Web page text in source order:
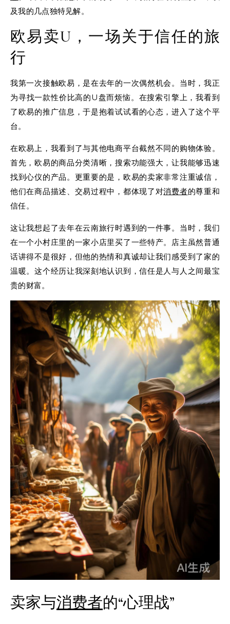
及我的几点独特见解。
欧易卖U，一场关于信任的旅
行
我第一次接触欧易，是在去年的一次偶然机会。当时，我正
为寻找一款性价比高的U盘而烦恼。在搜索引擎上，我看到
了欧易的推广信息，于是抱着试试看的心态，进入了这个平
台。
在欧易上，我看到了与其他电商平台截然不同的购物体验。
首先，欧易的商品分类清晰，搜索功能强大，让我能够迅速
找到心仪的产品。更重要的是，欧易的卖家非常注重诚信，
他们在商品描述、交易过程中，都体现了对消费者的尊重和
信任。
这让我想起了去年在云南旅行时遇到的一件事。当时，我们
在一个小村庄里的一家小店里买了一些特产。店主虽然普通
话讲得不是很好，但他的热情和真诚却让我们感受到了家的
温暖。这个经历让我深刻地认识到，信任是人与人之间最宝
贵的财富。
卖家与消费者的“心理战”